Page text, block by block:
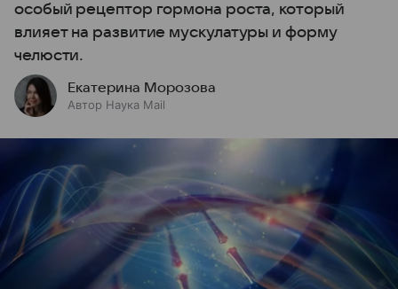
особый рецептор гормона роста, который
влияет на развитие мускулатуры и форму
челюсти.
Екатерина Морозова
Автор Наука Mail